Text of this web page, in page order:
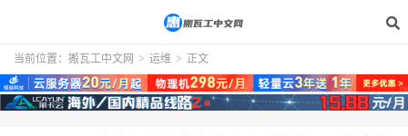
当前位置： 搬瓦工中文网 > 运维 > 正文